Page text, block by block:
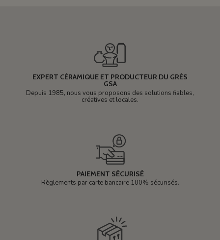
EXPERT CÉRAMIQUE ET PRODUCTEUR DU GRÈS
GSA
Depuis 1985, nous vous proposons des solutions fiables,
créatives et locales.
PAIEMENT SÉCURISÉ
Règlements par carte bancaire 100% sécurisés.